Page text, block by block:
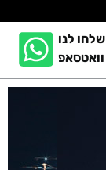
שלחו לנו
וואטסאפ